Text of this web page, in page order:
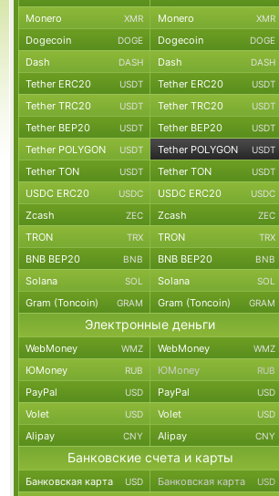
Monero XMR Monero XMR
Dogecoin DOGE Dogecoin DOGE
Dash DASH Dash DASH
Tether ERC20 USDT Tether ERC20 USDT
Tether TRC20 USDT Tether TRC20 USDT
Tether BEP20 USDT Tether BEP20 USDT
Tether POLYGON USDT Tether POLYGON USDT
Tether TON USDT Tether TON USDT
USDC ERC20 USDC USDC ERC20 USDC
Zcash ZEC Zcash ZEC
TRON TRX TRON TRX
BNB BEP20 BNB BNB BEP20 BNB
Solana SOL Solana SOL
Gram (Toncoin) GRAM Gram (Toncoin) GRAM
Электронные деньги
WebMoney WMZ WebMoney WMZ
ЮMoney RUB ЮMoney RUB
PayPal USD PayPal USD
Volet USD Volet USD
Alipay CNY Alipay CNY
Банковские счета и карты
Банковская карта USD Банковская карта USD